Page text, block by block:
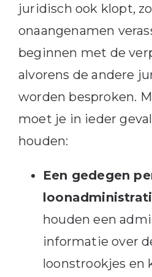
juridisch ook klopt,
onaangenamen
beginnen met de
alvorens de andere
worden besproken.
moet je in ieder
houden:
Een gedegen
houden een
informatie over
loonstrookjes en